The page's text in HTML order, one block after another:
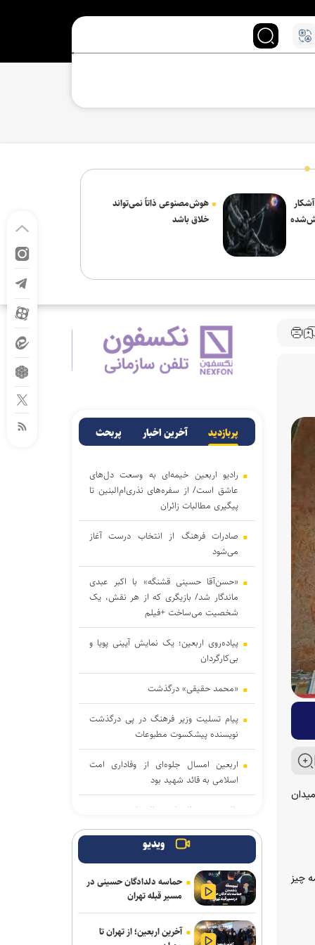
هوش‌مصنوعی ذاتاً نمی‌تواند
خلاق باشد
چیز
پربازدید آخرین اخبار پربحث
رادیو اربعین خیمه‌ای به وسعت دل‌های
عاشق است/ از سفره‌های نذری‌ام‌البنین تا
پیگیری مطالبات زائران
صادرات فرهنگ از انتخاب درست آغاز
می‌شود
«حسن‌آقا حسینی قشنگه» با اکبر عبدی
ماندگار شد/ بازیگری که از هر نقش، یک
شخصیت می‌ساخت +فیلم
پیاده‌روی اربعین؛ یک نمایش آیینی پویا و
بی‌کارگردان
«محمد حقیقی» درگذشت
پیام تسلیت وزیر فرهنگ در پی درگذشت
نویسنده پیشکسوت مطبوعات
اربعین امسال جلوه‌ای از وفاداری امت
اسلامی به قائد شهید بود
والده حجت‌الاسلام والمسلمین مومنی
درگذشت / زمان تشییع و ترحیم در قم
مراسم آغاز جشنواره نمایش عروسکی
تهران–مبارک به‌صورت زنده پخش می‌شود
کمپین عجیب نتفلیکس برای فیلم جدید؛
بازیگر ۴۸ ساعت در بیلبورد زندگی می‌کند!
ویدیو
حماسه دلدادگان حسینی در
مسیر قبله تهران
آخرین اربعین؛ از تهران تا